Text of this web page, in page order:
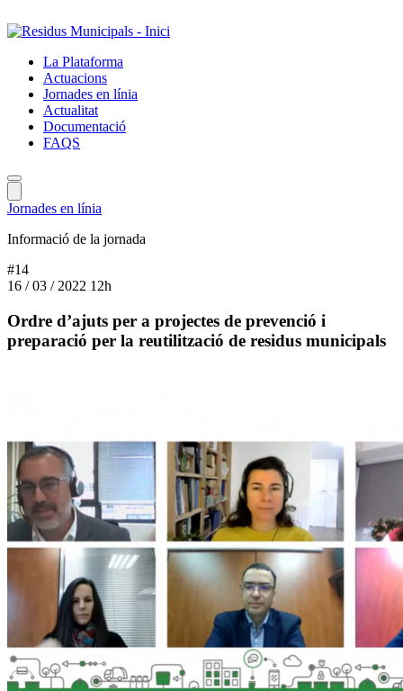
al
principalLa Plataforma
Actuacions
Jornades en línia
Actualitat
Documentació
FAQS
Jornades en línia
Informació de la jornada
#14
16 / 03 / 2022 12h
Ordre d’ajuts per a projectes de prevenció i
preparació per la reutilització de residus municipals